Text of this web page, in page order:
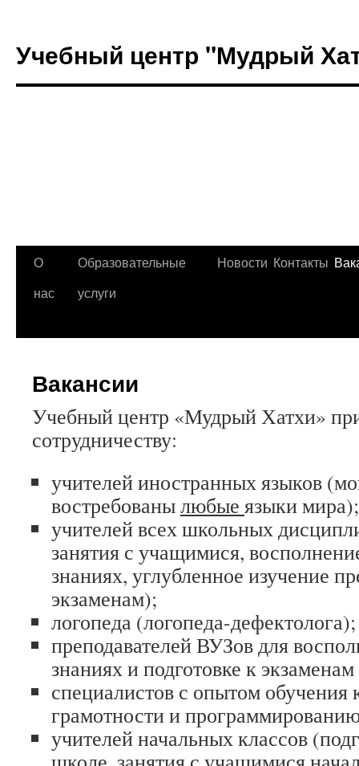
Учебный центр "Мудрый
Перейти
О
нас
Образовательные
услуги
Новости Контакты
Вакансии
Учебный центр «Мудрый Хатхи»
сотрудничеству:
учителей иностранных языков
востребованылюбые языки мира);
учителей всех школьных
занятия с учащимися,
знаниях, углубленное изучение
экзаменам);
логопеда (логопеда-дефектолога);
преподавателей ВУЗов для
знаниях и подготовке к экзаменам
специалистов с опытом
грамотности и
учителей начальных классов